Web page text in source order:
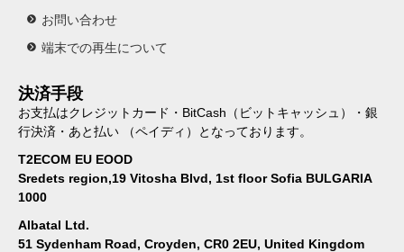
お問い合わせ
端末での再生について
決済手段
お支払はクレジットカード・BitCash（ビットキャッシュ）・銀
行決済・あと払い （ペイディ）となっております。
T2ECOM EU EOOD
Sredets region,19 Vitosha Blvd, 1st floor Sofia BULGARIA
1000
Albatal Ltd.
51 Sydenham Road, Croyden, CR0 2EU, United Kingdom